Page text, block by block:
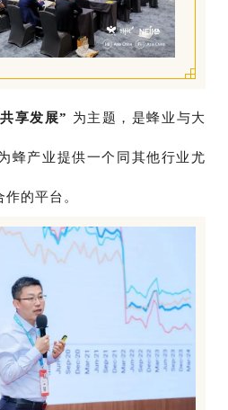
享发展” 为主题，是蜂业与大
蜂产业提供一个同其他行业尤
的平台。